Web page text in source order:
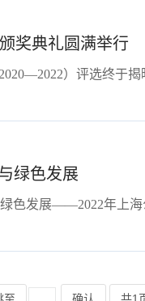
奖典礼圆满举行
）评选终于
绿色发展
色发展——2022年上
至 确认 共1